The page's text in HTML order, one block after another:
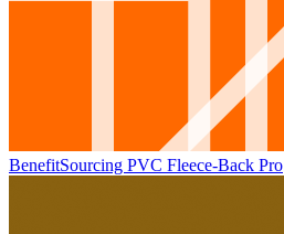
BenefitSourcing PVC Fleece-Back Pro